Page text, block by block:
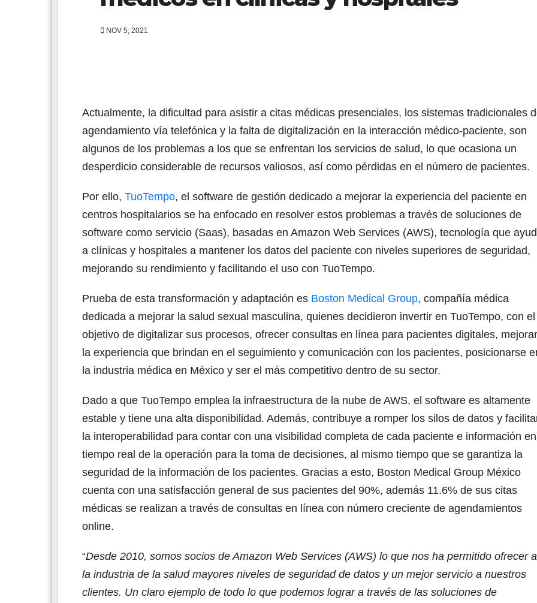
NOV 5, 2021
Actualmente, la dificultad para asistir a citas médicas presenciales, los sistemas tradicionales
agendamiento vía telefónica y la falta de digitalización en la interacción médico-paciente, son
algunos de los problemas a los que se enfrentan los servicios de salud, lo que ocasiona un
desperdicio considerable de recursos valiosos, así como pérdidas en el número de pacientes.
Por ello, TuoTempo, el software de gestión dedicado a mejorar la experiencia del paciente en
centros hospitalarios se ha enfocado en resolver estos problemas a través de soluciones de
software como servicio (Saas), basadas en Amazon Web Services (AWS), tecnología que
a clínicas y hospitales a mantener los datos del paciente con niveles superiores de seguridad,
mejorando su rendimiento y facilitando el uso con TuoTempo.
Prueba de esta transformación y adaptación es Boston Medical Group, compañía médica
dedicada a mejorar la salud sexual masculina, quienes decidieron invertir en TuoTempo, con el
objetivo de digitalizar sus procesos, ofrecer consultas en línea para pacientes digitales, mejorar
la experiencia que brindan en el seguimiento y comunicación con los pacientes, posicionarse
la industria médica en México y ser el más competitivo dentro de su sector.
Dado a que TuoTempo emplea la infraestructura de la nube de AWS, el software es altamente
estable y tiene una alta disponibilidad. Además, contribuye a romper los silos de datos y
la interoperabilidad para contar con una visibilidad completa de cada paciente e información en
tiempo real de la operación para la toma de decisiones, al mismo tiempo que se garantiza la
seguridad de la información de los pacientes. Gracias a esto, Boston Medical Group México
cuenta con una satisfacción general de sus pacientes del 90%, además 11.6% de sus citas
médicas se realizan a través de consultas en línea con número creciente de agendamientos
online.
“Desde 2010, somos socios de Amazon Web Services (AWS) lo que nos ha permitido ofrecer a
la industria de la salud mayores niveles de seguridad de datos y un mejor servicio a nuestros
clientes. Un claro ejemplo de todo lo que podemos lograr a través de las soluciones de